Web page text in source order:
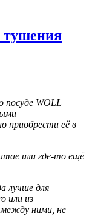
тушения
WOLL
приобрести её в
или где-то ещё
лучше для
или из
между ними, не